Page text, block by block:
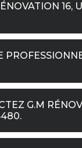
16,
G.M